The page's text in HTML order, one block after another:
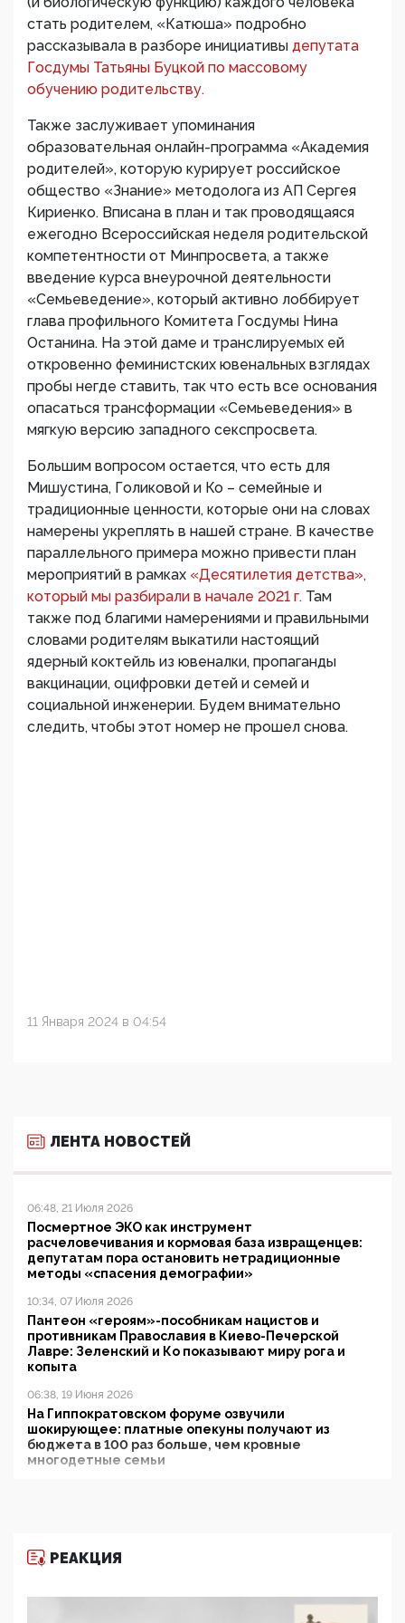
стать родителем, «Катюша» подробно
рассказывала в разборе инициативы депутата
Госдумы Татьяны Буцкой по массовому
обучению родительству.
Также заслуживает упоминания
образовательная онлайн-программа «Академия
родителей», которую курирует российское
общество «Знание» методолога из АП Сергея
Кириенко. Вписана в план и так проводящаяся
ежегодно Всероссийская неделя родительской
компетентности от Минпросвета, а также
введение курса внеурочной деятельности
«Семьеведение», который активно лоббирует
глава профильного Комитета Госдумы Нина
Останина. На этой даме и транслируемых ей
откровенно феминистских ювенальных взглядах
пробы негде ставить, так что есть все основания
опасаться трансформации «Семьеведения» в
мягкую версию западного секспросвета.
Большим вопросом остается, что есть для
Мишустина, Голиковой и Ко – семейные и
традиционные ценности, которые они на словах
намерены укреплять в нашей стране. В качестве
параллельного примера можно привести план
мероприятий в рамках «Десятилетия детства»,
который мы разбирали в начале 2021 г. Там
также под благими намерениями и правильными
словами родителям выкатили настоящий
ядерный коктейль из ювеналки, пропаганды
вакцинации, оцифровки детей и семей и
социальной инженерии. Будем внимательно
следить, чтобы этот номер не прошел снова.
11 Января 2024 в 04:54
ЛЕНТА НОВОСТЕЙ
06:48, 21 Июля 2026
Посмертное ЭКО как инструмент
расчеловечивания и кормовая база извращенцев:
депутатам пора остановить нетрадиционные
методы «спасения демографии»
10:34, 07 Июля 2026
Пантеон «героям»-пособникам нацистов и
противникам Православия в Киево-Печерской
Лавре: Зеленский и Ко показывают миру рога и
копыта
06:38, 19 Июня 2026
На Гиппократовском форуме озвучили
шокирующее: платные опекуны получают из
бюджета в 100 раз больше, чем кровные
многодетные семьи
11:53, 09 Июня 2026
деятельность ИИТО ЮНЕСКО в России, но
цифроглобалисты продолжают определять
РЕАКЦИЯ